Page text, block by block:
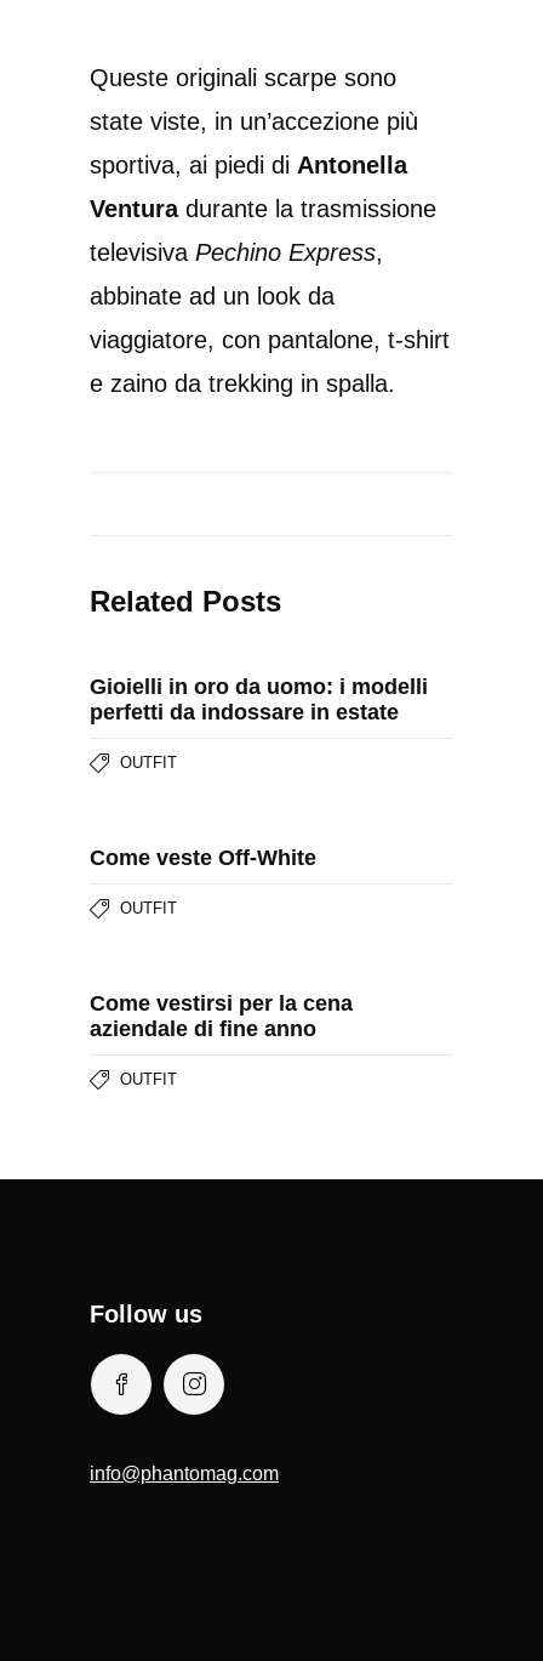
Queste originali scarpe sono
state viste, in un’accezione più
sportiva, ai piedi di Antonella
Venturadurante la trasmissione
televisiva Pechino Express,
abbinate ad un look da
viaggiatore, con pantalone, t-shirt
e zaino da trekking in spalla.
Related Posts
Gioielli in oro da uomo: i modelli
perfetti da indossare in estate
OUTFIT
Come veste Off-White
OUTFIT
Come vestirsi per la cena
aziendale di fine anno
OUTFIT
Follow us
info@phantomag.com